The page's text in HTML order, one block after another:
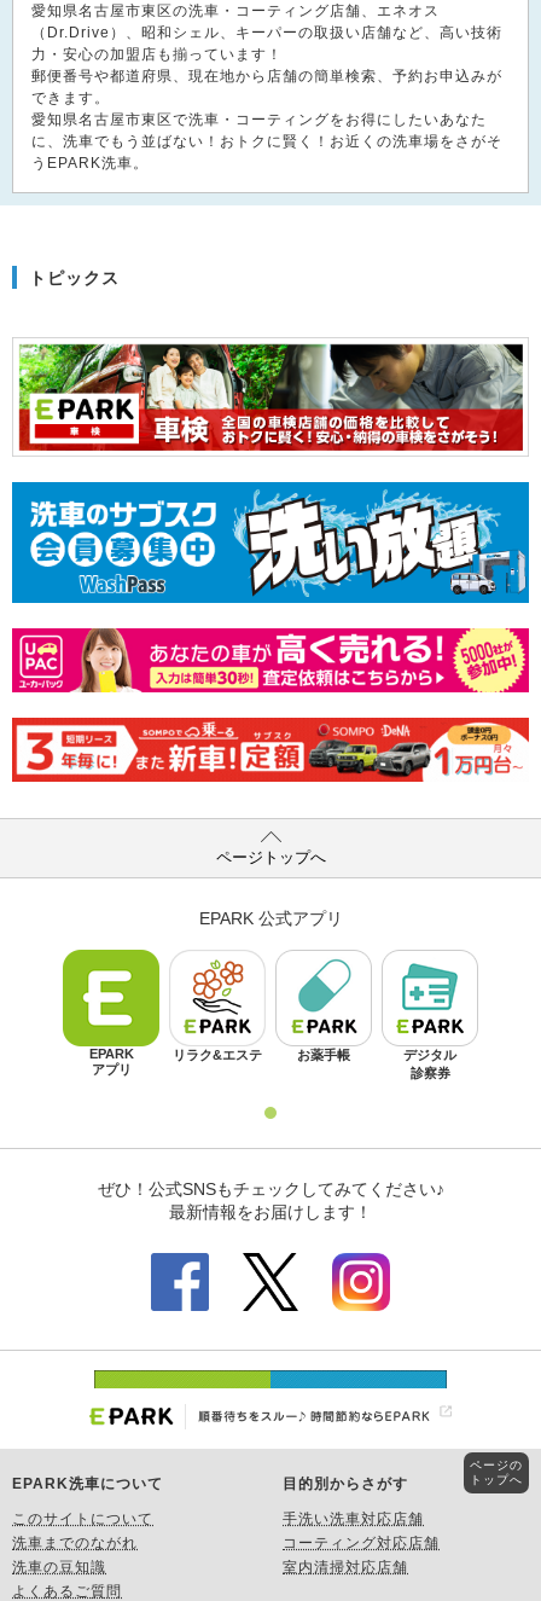
愛知県名古屋市東区の洗車・コーティング店舗、エネオス
（Dr.Drive）、昭和シェル、キーパーの取扱い店舗など、高い技術
力・安心の加盟店も揃っています！
郵便番号や都道府県、現在地から店舗の簡単検索、予約お申込みが
できます。
愛知県名古屋市東区で洗車・コーティングをお得にしたいあなた
に、洗車でもう並ばない！おトクに賢く！お近くの洗車場をさがそ
うEPARK洗車。
トピックス
ページトップへ
EPARK洗車について
このサイトについて
洗車までのながれ
洗車の豆知識
よくあるご質問
目的別からさがす
手洗い洗車対応店舗
コーティング対応店舗
室内清掃対応店舗
ページの
トップへ